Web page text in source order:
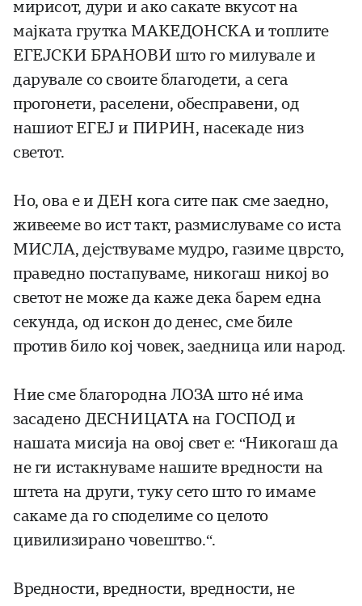
мирисот, дури и ако сакате вкусот на
мајката грутка МАКЕДОНСКА и топлите
ЕГЕЈСКИ БРАНОВИ што го милувале и
дарувале со своите благодети, а сега
прогонети, раселени, обесправени, од
нашиот ЕГЕЈ и ПИРИН, насекаде низ
светот.
Но, ова е и ДЕН кога сите пак сме заедно,
живееме во ист такт, размислуваме со иста
МИСЛА, дејствуваме мудро, газиме цврсто,
праведно постапуваме, никогаш никој во
светот не може да каже дека барем една
секунда, од искон до денес, сме биле
против било кој човек, заедница или народ.
Ние сме благородна ЛОЗА што нé има
засадено ДЕСНИЦАТА на ГОСПОД и
нашата мисија на овој свет е: “Никогаш да
не ги истакнуваме нашите вредности на
штета на други, туку сето што го имаме
сакаме да го споделиме со целото
цивилизирано човештво.“.
Вредности, вредности, вредности, не